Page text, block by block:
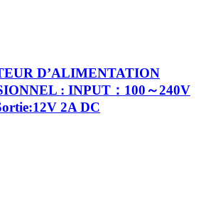
D’ALIMENTATION
: INPUT：100～240V
2A DC